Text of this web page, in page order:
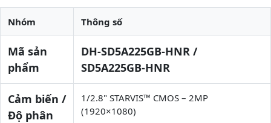
Nhóm Thông số
Mã sản
phẩm
DH-SD5A225GB-HNR /
SD5A225GB-HNR
Cảm biến /
Độ phân
1/2.8" STARVIS™ CMOS – 2MP
(1920×1080)